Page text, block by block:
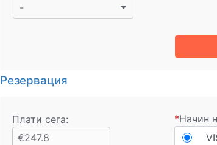
-
Резервация
Плати сега:
€247.8
*Начин